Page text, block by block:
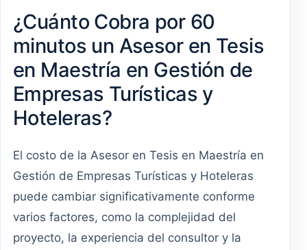
¿Cuánto Cobra por 60
minutos un Asesor en Tesis
en Maestría en Gestión de
Empresas Turísticas y
Hoteleras?
El costo de la Asesor en Tesis en Maestría en
Gestión de Empresas Turísticas y Hoteleras
puede cambiar significativamente conforme
varios factores, como la complejidad del
proyecto, la experiencia del consultor y la